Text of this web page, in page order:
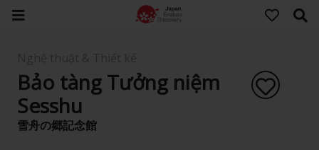
Bảo tàng Tưởng niệm
Sesshu
雪舟の郷記念館